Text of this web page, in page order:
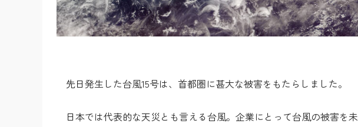
先日発生した台風15号は、首都圏に甚大な被害をもたらしました。
日本では代表的な天災とも言える台風。企業にとって台風の被害を